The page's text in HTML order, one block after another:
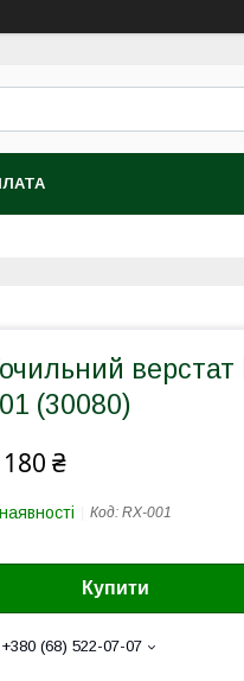
(30080)
₴
Код: RX-001
Купити
+380 (68) 522-07-07